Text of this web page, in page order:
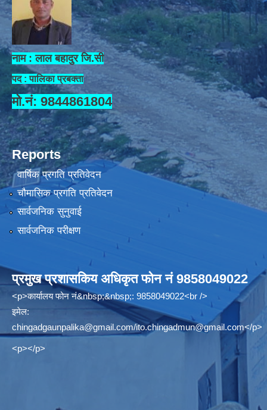
नाम : लाल बहादुर जि.सी
पद : पालिका प्रबक्ता
मो.नं: 9844861804
Reports
वार्षिक प्रगति प्रतिवेदन
चौमासिक प्रगति प्रतिवेदन
सार्वजनिक सुनुवाई
सार्वजनिक परीक्षण
प्रमुख प्रशासकिय अधिकृत फोन नं 9858049022
<p>कार्यालय फोन नं&nbsp;&nbsp;: 9858049022<br />
इमेल:
chingadgaunpalika@gmail.com/ito.chingadmun@gmail.com</p>
<p></p>